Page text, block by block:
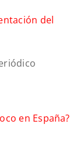
del
en España?